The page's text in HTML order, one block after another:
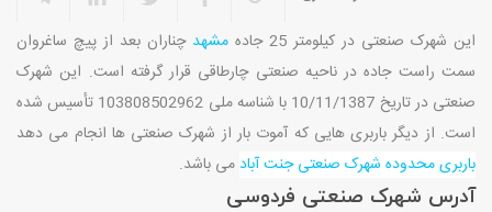
این شهرک صنعتی در کیلومتر 25 جاده مشهدچناران بعد از پیچ ساغروان
سمت راست جاده در ناحیه صنعتی چارطاقی قرار گرفته است. این شهرک
صنعتی در تاریخ 10/11/1387 با شناسه ملی 103808502962 تأسیس شده
است. از دیگر باربری هایی که آموت بار از شهرک صنعتی ها انجام می دهد
باربری محدوده شهرک صنعتی جنت آبادمی باشد.
آدرس شهرک صنعتی فردوسی